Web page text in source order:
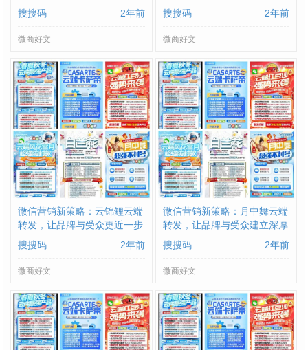
搜搜码
2年前
微商好文
搜搜码
2年前
微商好文
微信营销新策略：云锦鲤云端
转发，让品牌与受众更近一步
搜搜码
2年前
微商好文
微信营销新策略：月中舞云端
转发，让品牌与受众建立深厚
联系
搜搜码 2年前
微商好文